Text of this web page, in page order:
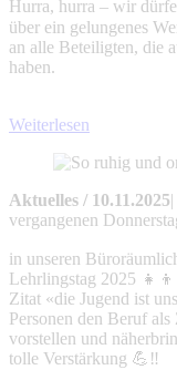
Hurra, hurra – wir
über ein gelungenes
an alle Beteiligten, die
haben.
Weiterlesen
Aktuelles / 10.11.2025|
vergangenen
in unseren
Lehrlingstag 2025
Zitat «die Jugend ist
Personen den Beruf
vorstellen und
tolle Verstärkung 💪‼️